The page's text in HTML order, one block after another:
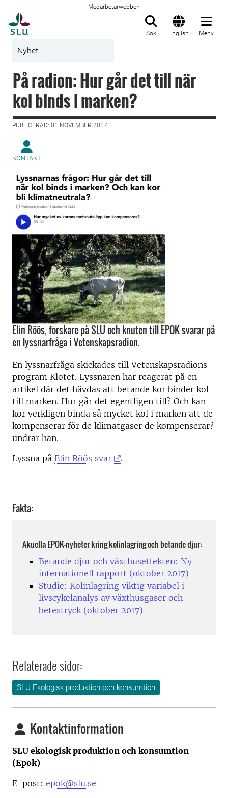
Medarbetarwebben
Sök English Meny
Nyhet
På radion: Hur går det till när
kol binds i marken?
PUBLICERAD: 01 NOVEMBER 2017
KONTAKT
Elin Röös, forskare på SLU och knuten till EPOK svarar på
en lyssnarfråga i Vetenskapsradion.
En lyssnarfråga skickades till Vetenskapsradions
program Klotet. Lyssnaren har reagerat på en
artikel där det hävdas att betande kor binder kol
till marken. Hur går det egentligen till? Och kan
kor verkligen binda så mycket kol i marken att de
kompenserar för de klimatgaser de kompenserar?
undrar han.
Lyssna på Elin Röös svar .
Fakta:
Akuella EPOK-nyheter kring kolinlagring och betande djur:
Betande djur och växthuseffekten: Ny
internationell rapport (oktober 2017)
Studie: Kolinlagring viktig variabel i
livscykelanalys av växthusgaser och
betestryck (oktober 2017)
Relaterade sidor:
SLU Ekologisk produktion och konsumtion
Kontaktinformation
SLU ekologisk produktion och konsumtion
(Epok)
E-post: epok@slu.se